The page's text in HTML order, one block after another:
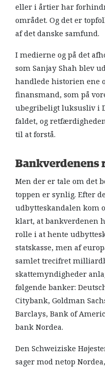
eller i årtier har
området. Og det er
af det danske samfund.
I medierne og på det
som Sanjay Shah blev
handlede historien ene
finansmand, som på
ubegribeligt luksusliv i
faldet, og
til at forstå.
Bankverdenens
Men der er tale om det
toppen er synlig. Efter
udbytteskandalen kom
klart, at bankverdenen
rolle i at hente
statskasse, men af
samlet trecifret
skattemyndigheder
følgende banker:
Citybank, Goldman
Barclays, Bank of
bank Nordea.
Den Schweiziske
sager mod netop